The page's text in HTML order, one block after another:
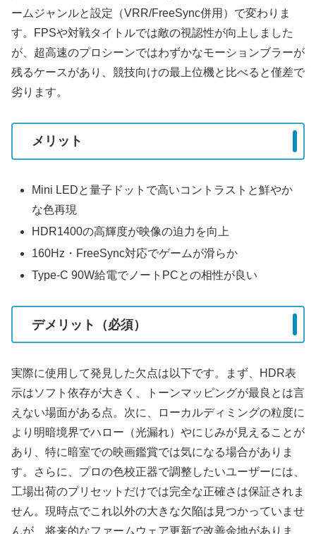
ームジャンルと設定（VRR/FreeSync併用）で変わりま
す。FPSや対戦タイトルでは敵の視認性が向上しました
が、超高速のプロシーンではわずかなモーションブラーが
残るケースがあり、競技向けの最上位機と比べると僅差で
劣ります。
メリット
Mini LEDと量子ドットで高いコントラストと鮮やか
な色再現
HDR1400の高輝度が映像の迫力を向上
160Hz・FreeSync対応でゲームが滑らか
Type-C 90W給電でノートPCとの相性が良い
デメリット（必須）
実際に使用して発見した欠点は以下です。まず、HDR表
示はソフト依存が大きく、トーンマッピングが最良とは言
えない場面がある点。次に、ローカルディミングの粒度に
より明暗境界でハロー（光漏れ）やにじみが見えることが
あり、特に暗室での映画鑑賞では気になる場合がありま
す。さらに、プロの色校正器で調整したいユーザーには、
工場出荷のプリセットだけでは完全な正確さは保証されま
せん。現時点でこれ以外の大きな欠陥は見つかっていませ
んが、将来的なファームウェア更新で改善余地がありま